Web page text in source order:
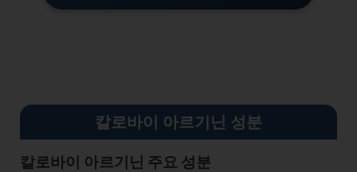
칼로바이 아르기닌 성분
칼로바이 아르기닌 주요 성분